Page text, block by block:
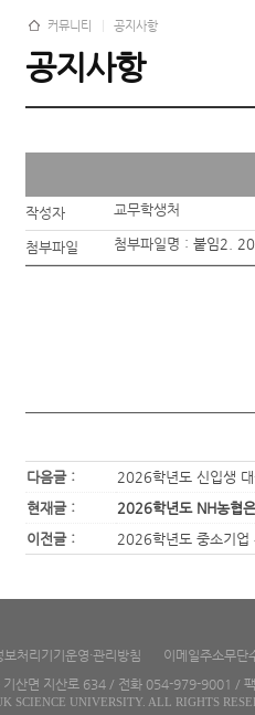
커뮤니티 공지사항
공지사항
작성자 교무학생처
첨부파일 첨부파일명 : 붙임2.
다음글 :
2026학년도 신입생
현재글 :
2026학년도 NH농협
이전글 :
2026학년도 중소기업
보처리기기운영·관리방침
이메일주소무단
기산면 지산로 634 / 전화 054-979-9001 /
SCIENCE UNIVERSITY. ALL RIGHTS